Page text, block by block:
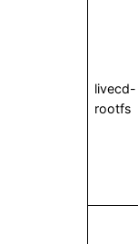
livecd-
rootfs